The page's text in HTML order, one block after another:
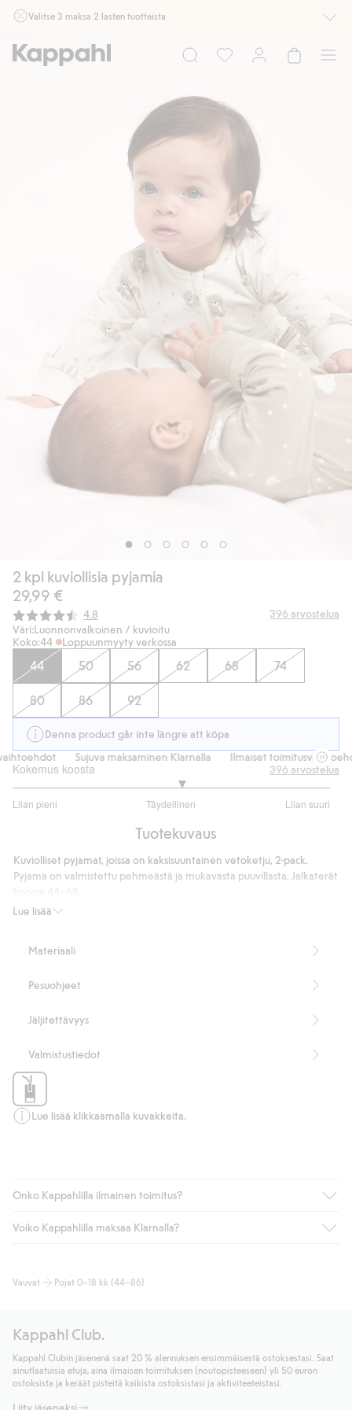
Valitse 3 maksa 2 lasten tuotteista
myymälässä ja verkossa. Ei voi yhdistää muihin alennuksiin tai tarjouksiin.
2 kpl kuviollisia pyjamia
29,99 €
Keskimääräinen luokitus:
4.8 396 arvostelua
Väri:Luonnonvalkoinen / kuvioitu
Koko:44 Loppuunmyyty verkossa
44 50 56 62 68 74
80 86 92
Denna product går inte längre att köpa
Sujuva maksaminen Klarnalla Ilmaiset
Kokemus koosta
Liian pieni Täydellinen Liian suuri
/
ääneen
396 arvostelua
Tuotekuvaus
Lue lisää
Kuviolliset pyjamat, joissa on kaksisuuntainen vetoketju, 2-pack.
Pyjama on valmistettu pehmeästä ja mukavasta puuvillasta. Jalkaterät
Sisältää 95 % luomupuuvillaa.
Materiaali
Pesuohjeet
Jäljitettävyys
Valmistustiedot
Lue lisää klikkaamalla kuvakkeita.
Onko Kappahlilla ilmainen toimitus?
Jos olet Kappahl Clubin jäsen, saat aina ilmaisen toimituksen
kotiinkuljetusta). Toimituskulut poistuvat automaattisesti, kun
noutopisteeseen tai pakettiautomaattiin ja PostNordin
kotiinkuljetuksella 6,99 €, riippumatta ostosummasta.
Lue lisää
Voiko Kappahlilla maksaa Klarnalla?
maksutavat, kuten laskun, sekä muita maksuvaihtoehtoja.
Lisätietoja Klarnan maksuehdoista
Lue lisää
Vauvat Pojat 0–18 kk (44–86)
Kappahl Club.
Kappahl Clubin jäsenenä saat 20 % alennuksen ensimmäisestä ostoksestasi. Saat
ainutlaatuisia etuja, aina ilmaisen toimituksen (noutopisteeseen) yli 50 euron
ostoksista ja keräät pisteitä kaikista ostoksistasi ja aktiviteeteistasi.
Liity jäseneksi